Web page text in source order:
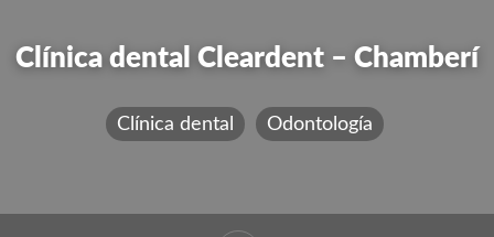
Clínica dental Cleardent – Chamberí
Clínica dental Odontología